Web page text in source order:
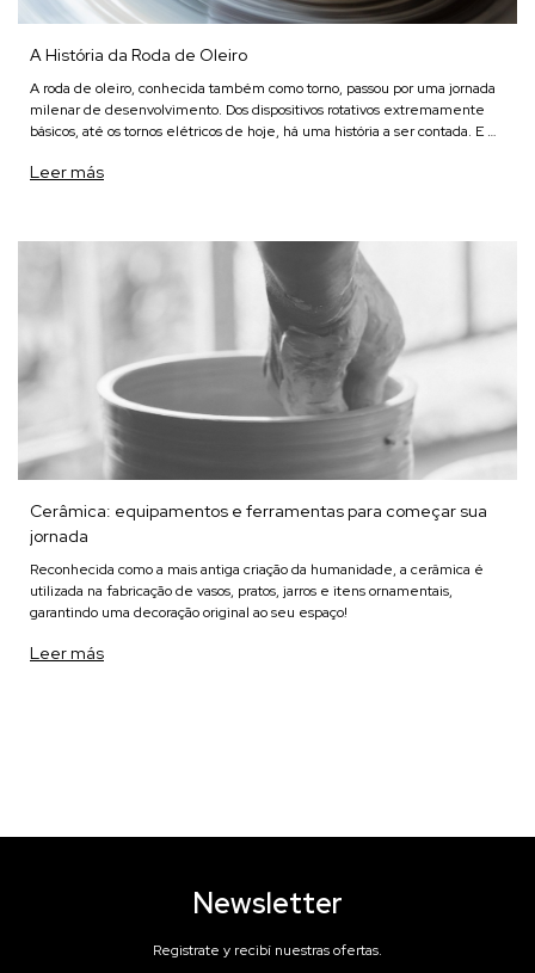
A História da Roda de Oleiro
A roda de oleiro, conhecida também como torno, passou por uma jornada
milenar de desenvolvimento. Dos dispositivos rotativos extremamente
básicos, até os tornos elétricos de hoje, há uma história a ser contada. E é
Leer más
Cerâmica: equipamentos e ferramentas para começar sua
jornada
Reconhecida como a mais antiga criação da humanidade, a cerâmica é
utilizada na fabricação de vasos, pratos, jarros e itens ornamentais,
garantindo uma decoração original ao seu espaço!
Leer más
Newsletter
Registrate y recibí nuestras ofertas.